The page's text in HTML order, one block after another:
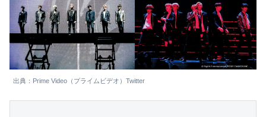
出典：Prime Video（プライムビデオ）Twitter